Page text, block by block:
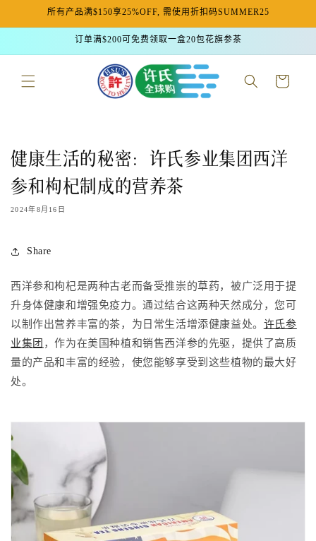
跳到内容所有产品满$150享25%OFF, 需使用折扣码SUMMER25
订单满$200可免费领取一盒20包花旗参茶
物
健康生活的秘密：许氏参业集团西洋
参和枸杞制成的营养茶
2024年8月16日
Share
西洋参和枸杞是两种古老而备受推崇的草药，被广泛用于提
升身体健康和增强免疫力。通过结合这两种天然成分，您可
以制作出营养丰富的茶，为日常生活增添健康益处。 许氏参
业集团 ，作为在美国种植和销售西洋参的先驱，提供了高质
量的产品和丰富的经验，使您能够享受到这些植物的最大好
处。